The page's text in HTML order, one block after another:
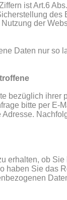
ist Art.6
des
der
Daten nur so
bezüglich ihrer
bitte per E-
erhalten, ob Sie
haben Sie das